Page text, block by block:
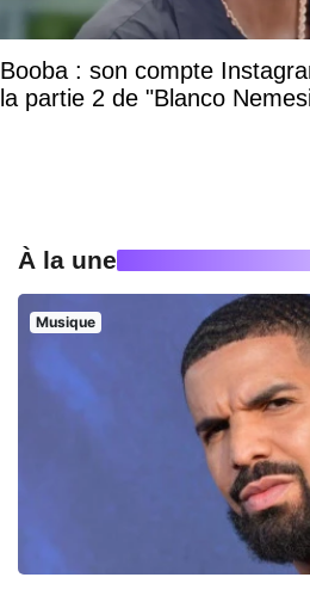
Booba : son compte
la partie 2 de "Blanco
À la une
Musique